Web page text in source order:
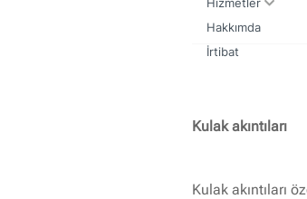
Hakkımda
İrtibat
Kulak akıntıları
Kulak akıntıları